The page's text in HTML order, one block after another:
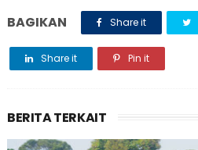
BAGIKAN Share it
Share it Pin it
BERITA TERKAIT